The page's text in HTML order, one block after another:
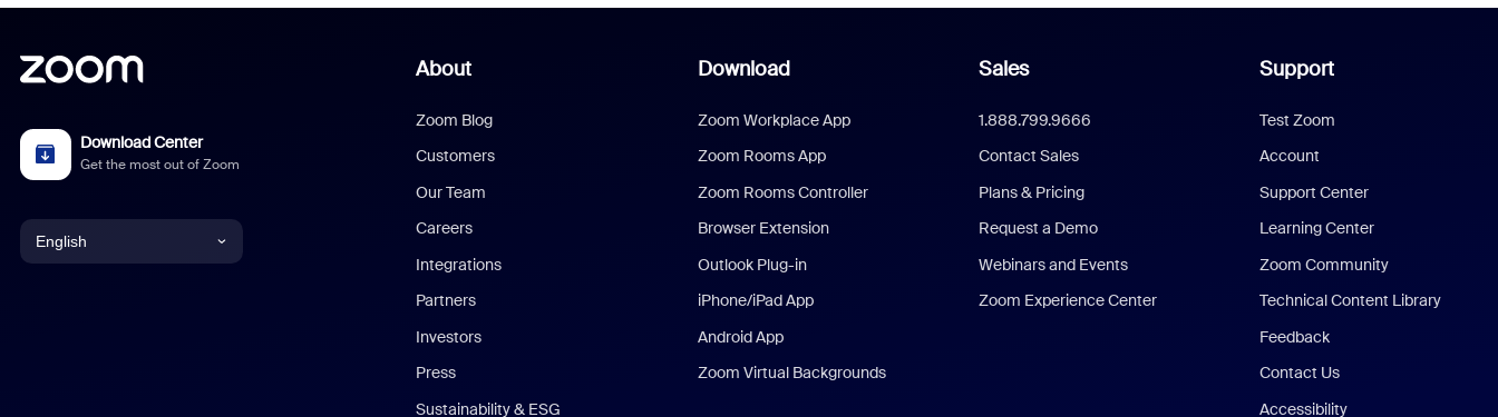
Download Center
Get the most out of Zoom
English
About
Zoom Blog
Customers
Our Team
Careers
Integrations
Partners
Investors
Press
Sustainability & ESG
Download
Zoom Workplace App
Zoom Rooms App
Zoom Rooms Controller
Browser Extension
Outlook Plug-in
iPhone/iPad App
Android App
Zoom Virtual Backgrounds
Sales
1.888.799.9666
Contact Sales
Plans & Pricing
Request a Demo
Webinars and Events
Zoom Experience Center
Support
Test Zoom
Account
Support Center
Learning Center
Zoom Community
Technical Content Library
Feedback
Contact Us
Accessibility